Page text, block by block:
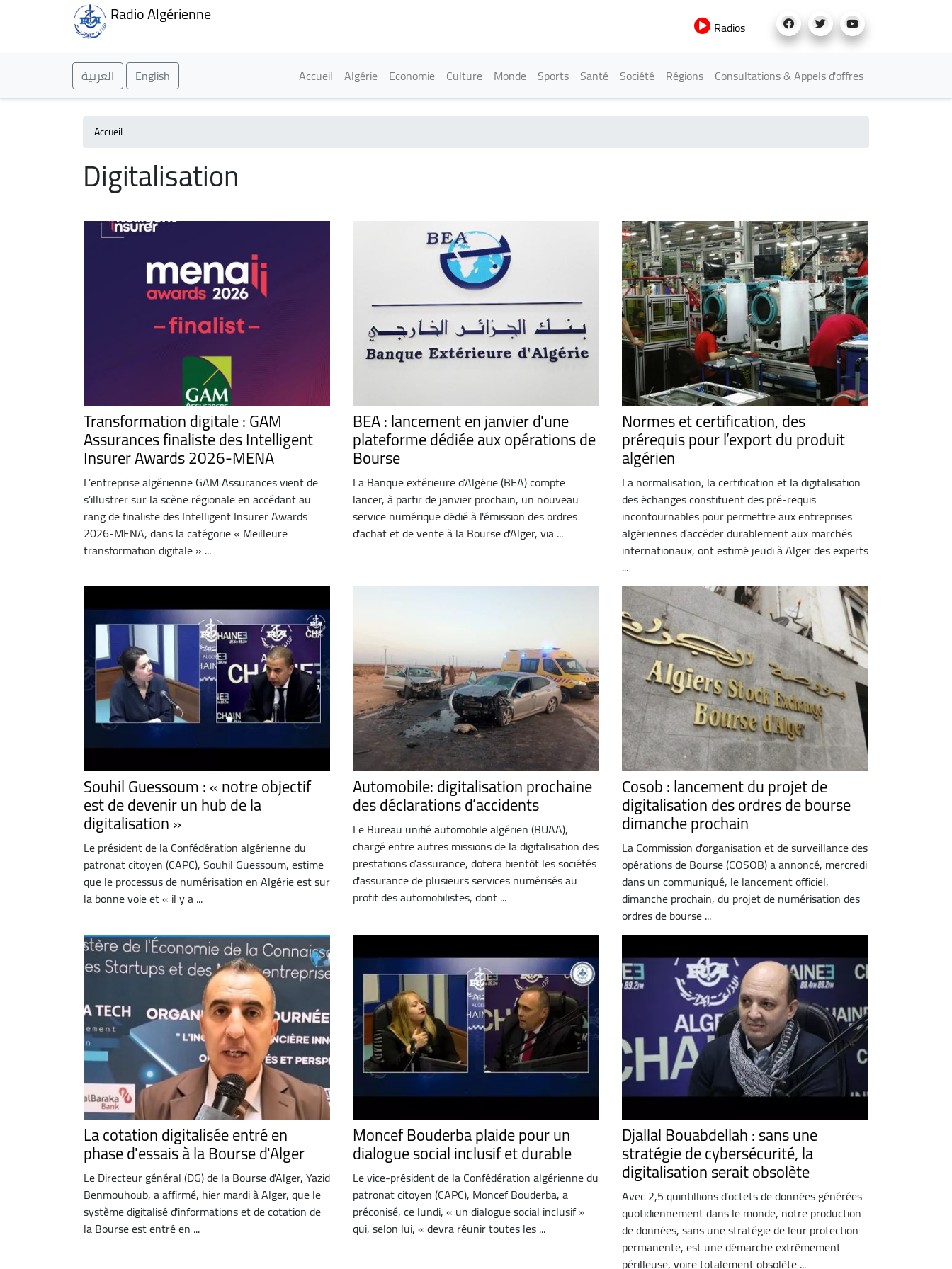
Radio Algérienne
Radios
العربية English Main navigation
Accueil Algérie Economie Culture Monde Sports Santé Société Régions Consultations & Appels d'offres
Accueil
Digitalisation
Transformation digitale : GAM
Assurances finaliste des Intelligent
Insurer Awards 2026-MENA
L’entreprise algérienne GAM Assurances vient de
s’illustrer sur la scène régionale en accédant au
rang de finaliste des Intelligent Insurer Awards
2026-MENA, dans la catégorie « Meilleure
transformation digitale » ...
BEA : lancement en janvier d'une
plateforme dédiée aux opérations de
Bourse
La Banque extérieure d’Algérie (BEA) compte
lancer, à partir de janvier prochain, un nouveau
service numérique dédié à l'émission des ordres
d'achat et de vente à la Bourse d'Alger, via ...
Normes et certification, des
prérequis pour l’export du produit
algérien
La normalisation, la certification et la digitalisation
des échanges constituent des pré-requis
incontournables pour permettre aux entreprises
algériennes d’accéder durablement aux marchés
internationaux, ont estimé jeudi à Alger des experts
...
Souhil Guessoum : « notre objectif
est de devenir un hub de la
digitalisation »
Le président de la Confédération algérienne du
patronat citoyen (CAPC), Souhil Guessoum, estime
que le processus de numérisation en Algérie est sur
la bonne voie et « il y a ...
Automobile: digitalisation prochaine
des déclarations d’accidents
Le Bureau unifié automobile algérien (BUAA),
chargé entre autres missions de la digitalisation des
prestations d’assurance, dotera bientôt les sociétés
d'assurance de plusieurs services numérisés au
profit des automobilistes, dont ...
Cosob : lancement du projet de
digitalisation des ordres de bourse
dimanche prochain
La Commission d'organisation et de surveillance des
opérations de Bourse (COSOB) a annoncé, mercredi
dans un communiqué, le lancement officiel,
dimanche prochain, du projet de numérisation des
ordres de bourse ...
La cotation digitalisée entré en
phase d'essais à la Bourse d'Alger
Le Directeur général (DG) de la Bourse d'Alger, Yazid
Benmouhoub, a affirmé, hier mardi à Alger, que le
système digitalisé d'informations et de cotation de
la Bourse est entré en ...
Moncef Bouderba plaide pour un
dialogue social inclusif et durable
Le vice-président de la Confédération algérienne du
patronat citoyen (CAPC), Moncef Bouderba, a
préconisé, ce lundi, « un dialogue social inclusif »
qui, selon lui, « devra réunir toutes les ...
Djallal Bouabdellah : sans une
stratégie de cybersécurité, la
digitalisation serait obsolète
Avec 2,5 quintillions d’octets de données générées
quotidiennement dans le monde, notre production
de données, sans une stratégie de leur protection
permanente, est une démarche extrêmement
périlleuse, voire totalement obsolète ...